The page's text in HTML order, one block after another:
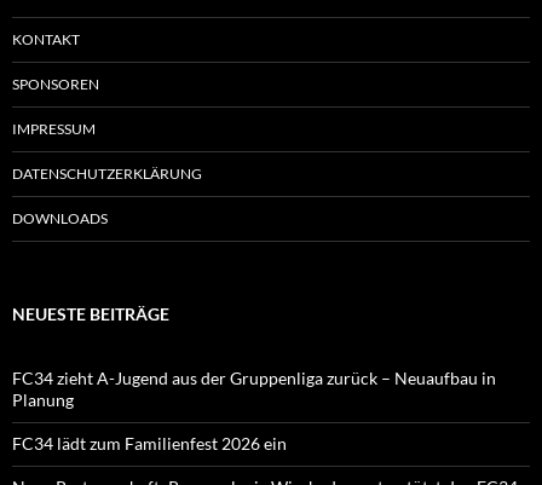
KONTAKT
SPONSOREN
IMPRESSUM
DATENSCHUTZERKLÄRUNG
DOWNLOADS
NEUESTE BEITRÄGE
FC34 zieht A-Jugend aus der Gruppenliga zurück – Neuaufbau in
Planung
FC34 lädt zum Familienfest 2026 ein